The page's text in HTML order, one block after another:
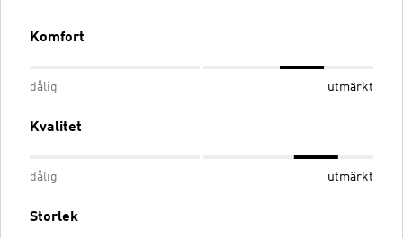
Komfort
dålig utmärkt
Kvalitet
dålig utmärkt
Storlek